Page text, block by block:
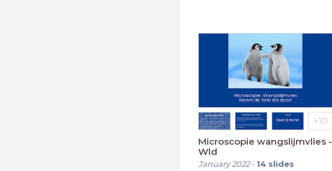
Microscopie wangslijmvlies -
Wld
January 2022- 14 slides